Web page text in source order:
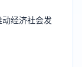
经济社会发